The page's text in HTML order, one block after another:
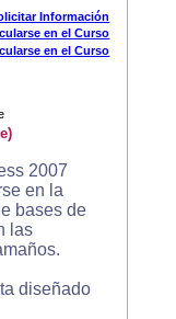
Información
2007
en la
bases de
las
diseñado